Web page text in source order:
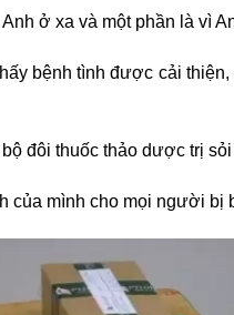
ở xa và một phần là vì
bệnh tình được cải
đôi thuốc thảo dược trị
của mình cho mọi người